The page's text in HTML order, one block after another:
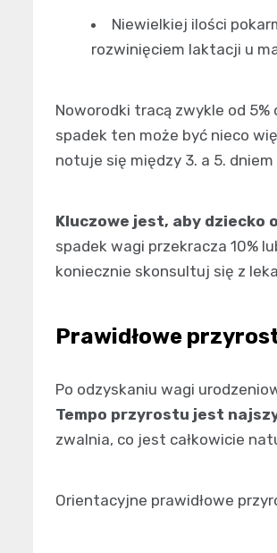
Niewielkiej ilości
rozwinięciem laktacji u
Noworodki tracą zwykle od 5%
spadek ten może być nieco
notuje się między 3. a 5. dniem
Kluczowe jest, aby dziecko
spadek wagi przekracza 10%
koniecznie skonsultuj się z
Prawidłowe
Po odzyskaniu wagi
Tempo przyrostu jest
zwalnia, co jest całkowicie
Orientacyjne prawidłowe